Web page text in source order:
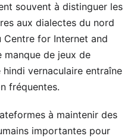
souvent à distinguer les
aux dialectes du nord
Centre for Internet and
manque de jeux de
vernaculaire entraîne
fréquentes.
à maintenir des
importantes pour